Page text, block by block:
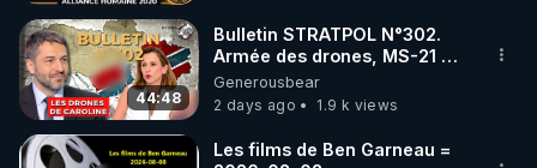
44:48
Bulletin STRATPOL N°302.
Armée des drones, MS-21 en
série, missiles coréens.
07.08.2026.
Generousbear
2 days ago
1.9 k views
Les films de Ben Garneau =